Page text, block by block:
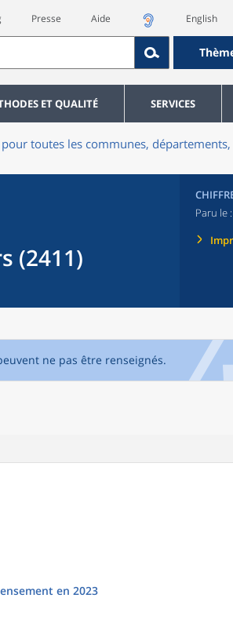
Presse Aide English
ET QUALITÉ SERVICES
toutes les communes,
(2411)
Paru le
ne pas être renseignés.
en 2023